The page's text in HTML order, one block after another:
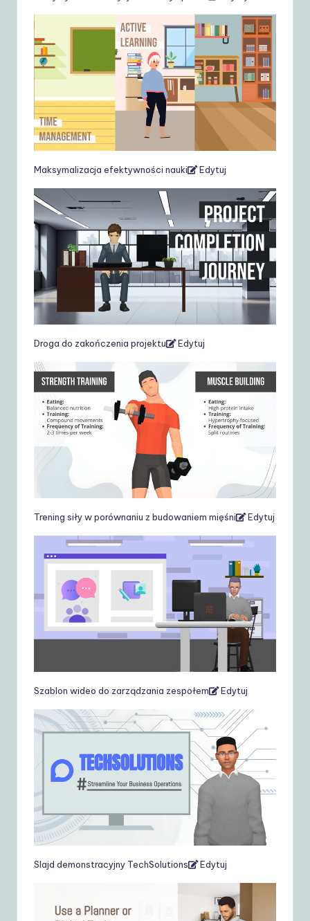
Maksymalizacja efektywności nauki Edytuj
Droga do zakończenia projektu Edytuj
Trening siły w porównaniu z budowaniem mięśni Edytuj
Szablon wideo do zarządzania zespołem Edytuj
Slajd demonstracyjny TechSolutions Edytuj